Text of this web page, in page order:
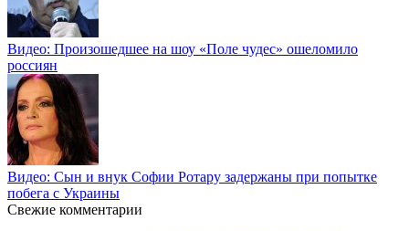
Видео: Произошедшее на шоу «Поле чудес» ошеломило
россиян
Видео: Сын и внук Софии Ротару задержаны при попытке
побега с Украины
Свежие комментарии